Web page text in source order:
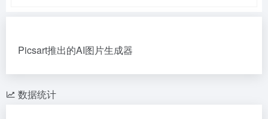
Picsart推出的AI图片生成器
数据统计